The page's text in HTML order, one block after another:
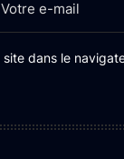
dans le